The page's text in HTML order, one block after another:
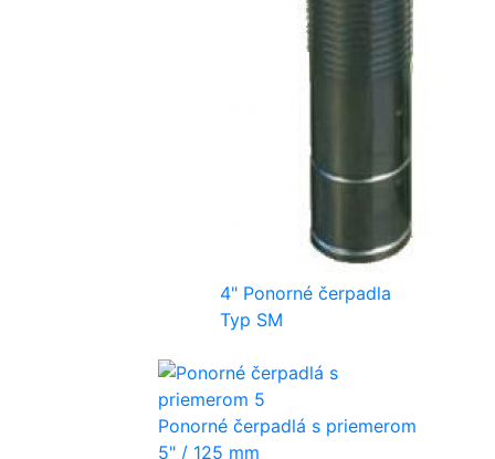
4" Ponorné čerpadla
Typ SM
Ponorné čerpadlá s priemerom
5" / 125 mm